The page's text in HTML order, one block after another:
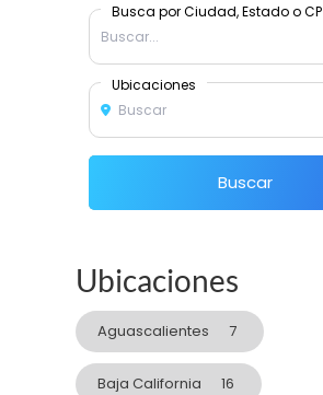
Busca por Ciudad, Estado o CP
Ubicaciones
Buscar
Buscar
Ubicaciones
Aguascalientes 7
Baja California 16